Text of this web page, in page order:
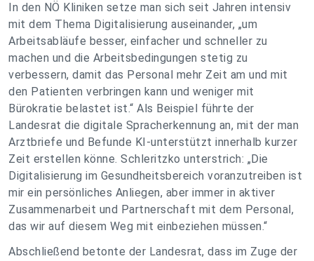
In den NÖ Kliniken setze man sich seit Jahren intensiv
mit dem Thema Digitalisierung auseinander, „um
Arbeitsabläufe besser, einfacher und schneller zu
machen und die Arbeitsbedingungen stetig zu
verbessern, damit das Personal mehr Zeit am und mit
den Patienten verbringen kann und weniger mit
Bürokratie belastet ist.“ Als Beispiel führte der
Landesrat die digitale Spracherkennung an, mit der man
Arztbriefe und Befunde KI-unterstützt innerhalb kurzer
Zeit erstellen könne. Schleritzko unterstrich: „Die
Digitalisierung im Gesundheitsbereich voranzutreiben ist
mir ein persönliches Anliegen, aber immer in aktiver
Zusammenarbeit und Partnerschaft mit dem Personal,
das wir auf diesem Weg mit einbeziehen müssen.“
Abschließend betonte der Landesrat, dass im Zuge der